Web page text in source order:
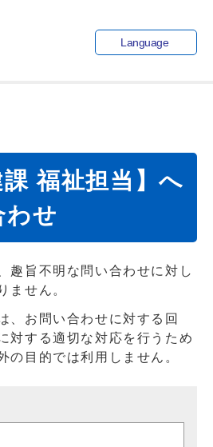
Language
課 福祉担当】へ
わせ
趣旨不明な問い合わせに対し
ません。
、お問い合わせに対する回
対する適切な対応を行うため
の目的では利用しません。